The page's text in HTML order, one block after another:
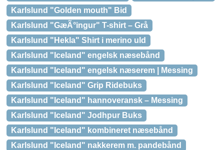
Karlslund "Golden mouth" Bid
Karlslund "GæÃ°ingur" T-shirt – Grå
Karlslund "Hekla" Shirt i merino uld
Karlslund "Iceland" engelsk næsebånd
Karlslund "Iceland" engelsk næserem | Messing
Karlslund "Iceland" Grip Ridebuks
Karlslund "Iceland" hannoveransk – Messing
Karlslund "Iceland" Jodhpur Buks
Karlslund "Iceland" kombineret næsebånd
Karlslund "Iceland" nakkerem m. pandebånd